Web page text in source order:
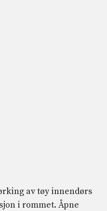
av tøy innendørs
i rommet. Åpne